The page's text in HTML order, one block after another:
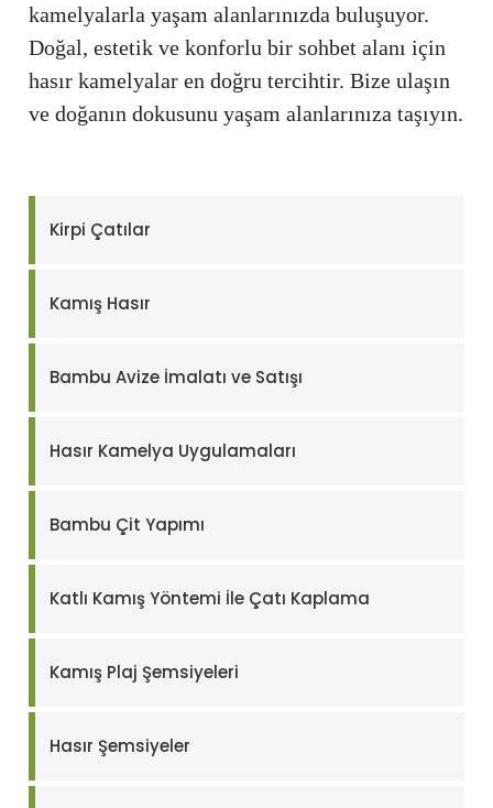
Kirpi Çatılar
Kamış Hasır
Bambu Avize İmalatı ve Satışı
Hasır Kamelya Uygulamaları
Bambu Çit Yapımı
Katlı Kamış Yöntemi İle Çatı Kaplama
Kamış Plaj Şemsiyeleri
Hasır Şemsiyeler
kamelyalarla yaşam alanlarınızda buluşuyor.
Doğal, estetik ve konforlu bir sohbet alanı için
hasır kamelyalar en doğru tercihtir. Bize ulaşın
ve doğanın dokusunu yaşam alanlarınıza taşıyın.